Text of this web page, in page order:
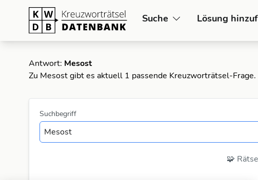
Suche Lösung
Antwort: Mesost
Zu Mesost gibt es aktuell 1 passende Kreuzworträtsel-Frage.
Suchbegriff
🧩